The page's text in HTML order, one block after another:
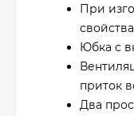
При
Юбка с
приток
Два